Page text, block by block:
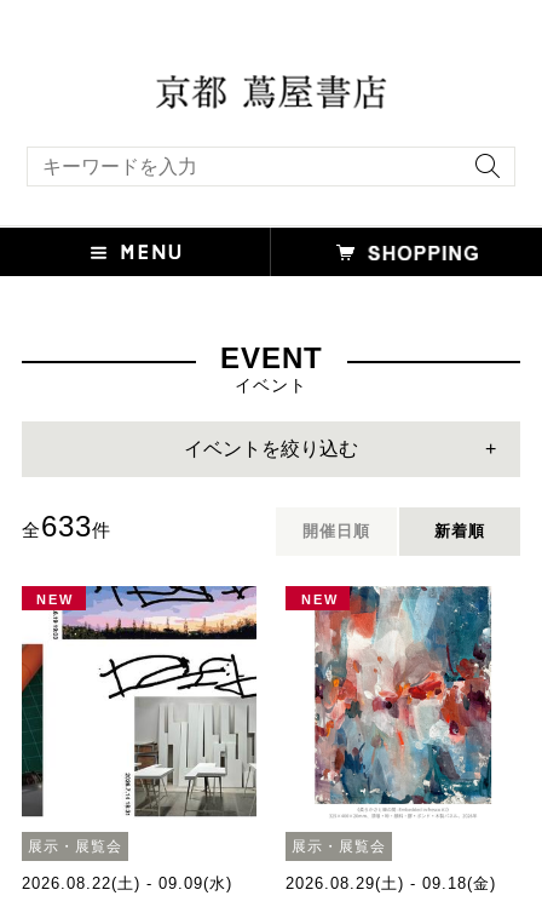
EVENT
イベント
イベントを絞り込む
全633件 開催日順 新着順
NEW
展示・展覧会
2026.08.22(土) - 09.09(水)
NEW
展示・展覧会
2026.08.29(土) - 09.18(金)